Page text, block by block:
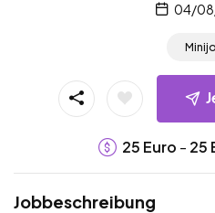
04/
25 Euro - 25
Jobbeschreibung